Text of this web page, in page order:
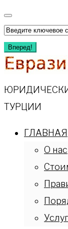
Перейти
к
содержимому
Искать:
Вперед!
ТУРЦИИ
ГЛАВНАЯ
О нас